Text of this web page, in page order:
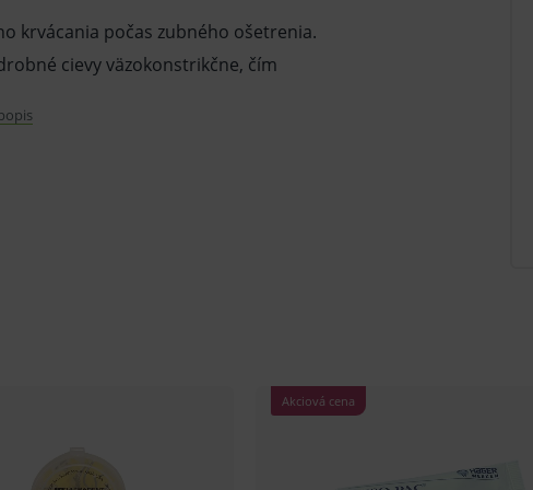
krvácania počas zubného ošetrenia.
cievy väzokonstrikčne, čím
informácie o výrobku a ak je
zdravotníckej pomôcky in vitro
pomôcky in vitro a jeho použitie môže